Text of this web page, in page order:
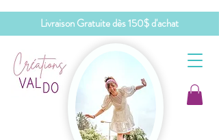
Livraison Gratuite dès 150$ d'achat